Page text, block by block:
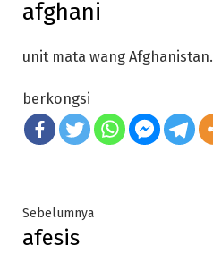
afghani
unit mata wang Afghanistan.
berkongsi
Post
navigation
SebelumnyaPrevious
afesis